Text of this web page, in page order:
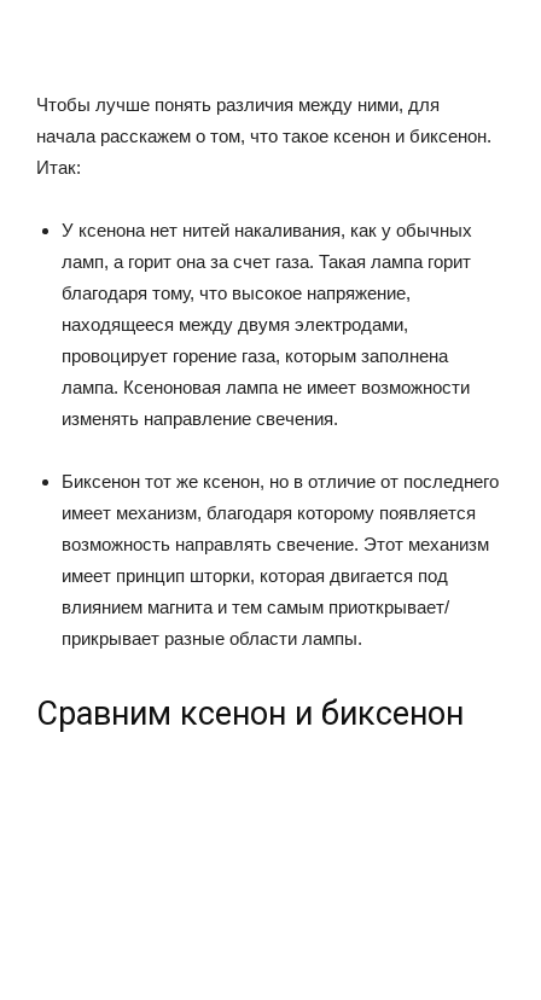
Чтобы лучше понять различия между ними, для
начала расскажем о том, что такое ксенон и биксенон.
Итак:
У ксенона нет нитей накаливания, как у обычных
ламп, а горит она за счет газа. Такая лампа горит
благодаря тому, что высокое напряжение,
находящееся между двумя электродами,
провоцирует горение газа, которым заполнена
лампа. Ксеноновая лампа не имеет возможности
изменять направление свечения.
Биксенон тот же ксенон, но в отличие от последнего
имеет механизм, благодаря которому появляется
возможность направлять свечение. Этот механизм
имеет принцип шторки, которая двигается под
влиянием магнита и тем самым приоткрывает/
прикрывает разные области лампы.
Сравним ксенон и биксенон